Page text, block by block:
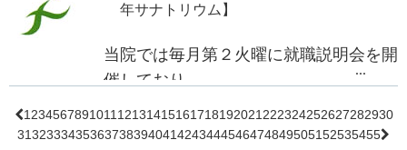
ただけませんので、ご面会の際は、エレ
うお願いいたします。
大変ご不便をお掛けいたしますが、ご理
解・ご協力の程、何卒よろしくお願い申
年サナトリウム】
当院では毎月第２火曜に就職説明会を開
催しており、
５月は１３日（火）を予定しています。
...
1 234567891011 12131415161718192021 222324252627282930
31323334353637383940414243444546474849505152535455